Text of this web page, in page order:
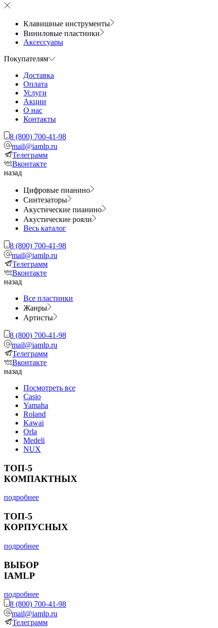
Клавишные инструменты
Виниловые пластинки
Аксессуары
Покупателям
Доставка
Оплата
Услуги
Акции
О нас
Контакты
8 (800) 700-41-98
mail@iamlp.ru
Телеграмм
Вконтакте
назад
Цифровые пианино
Синтезаторы
Акустические пианино
Акустические рояли
Весь каталог
8 (800) 700-41-98
mail@iamlp.ru
Телеграмм
Вконтакте
назад
Все пластинки
Жанры
Артисты
8 (800) 700-41-98
mail@iamlp.ru
Телеграмм
Вконтакте
назад
Посмотреть все
Casio
Yamaha
Roland
Kawai
Orla
Medeli
NUX
ТОП-5
КОМПАКТНЫХ
подробнее
ТОП-5
КОРПУСНЫХ
подробнее
ВЫБОР
IAMLP
подробнее
8 (800) 700-41-98
mail@iamlp.ru
Телеграмм